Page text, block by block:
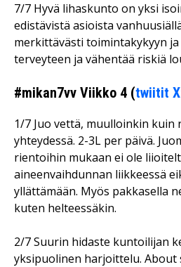
7/7 Hyvä lihaskunto on yksi
edistävistä asioista
merkittävästi toimintakykyyn
terveyteen ja vähentää riskiä
#mikan7vv Viikko 4 (twiitit
1/7 Juo vettä, muulloinkin kuin
yhteydessä. 2-3L per päivä.
rientoihin mukaan ei ole
aineenvaihdunnan liikkeessä
yllättämään. Myös pakkasella
kuten helteessäkin.
2/7 Suurin hidaste kuntoilijan
yksipuolinen harjoittelu. About